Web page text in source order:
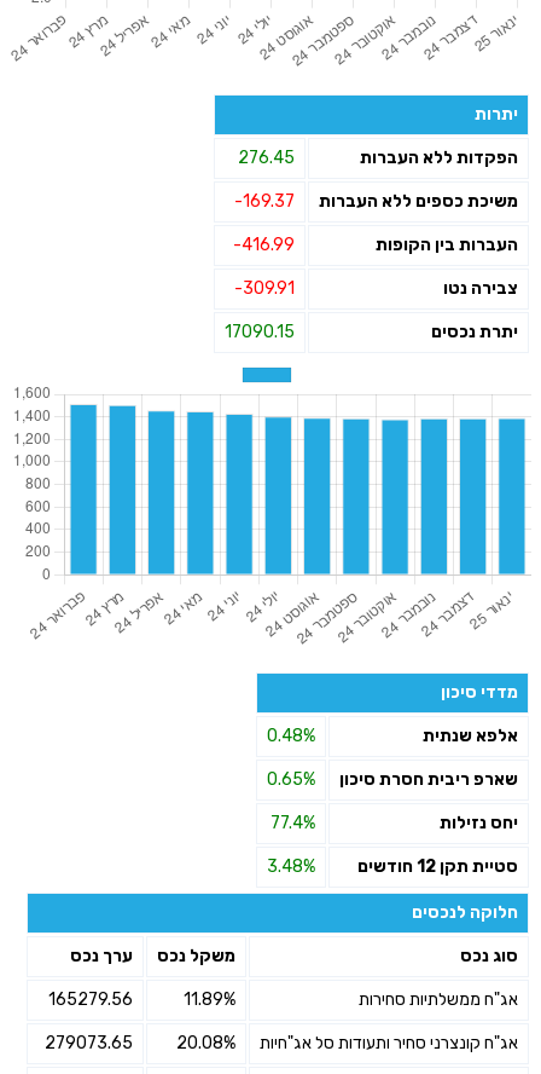
יתרות
הפקדות ללא העברות 276.45
משיכת כספים ללא העברות -169.37
העברות בין הקופות -416.99
צבירה נטו -309.91
יתרת נכסים 17090.15
מדדי סיכון
אלפא שנתית 0.48%
שארפ ריבית חסרת סיכון 0.65%
יחס נזילות 77.4%
סטיית תקן 12 חודשים 3.48%
חלוקה לנכסים
סוג נכס משקל נכס ערך נכס
אג"ח ממשלתיות סחירות 11.89%
165279.56
אג"ח קונצרני סחיר ותעודות סל אג"חיות 20.08%
279073.65